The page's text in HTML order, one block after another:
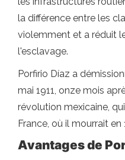
la différence entre les
violemment et a réduit
l'esclavage.
Porfirio Díaz a
mai 1911, onze mois
révolution mexicaine,
France, où il mourrait en
Avantages de